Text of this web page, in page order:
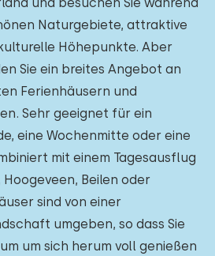
Naturgebiete, attraktive
Höhepunkte. Aber
Sie ein breites Angebot an
Ferienhäusern und
Sehr geeignet für ein
eine Wochenmitte oder eine
mit einem Tagesausflug
Hoogeveen, Beilen oder
sind von einer
umgeben, so dass Sie
um sich herum voll genießen